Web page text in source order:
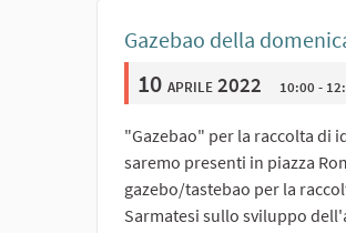
Gazebao della
10 aprile 2022 10:00 -
"Gazebao" per la raccolta di
saremo presenti in piazza
gazebo/tastebao per la
Sarmatesi sullo sviluppo